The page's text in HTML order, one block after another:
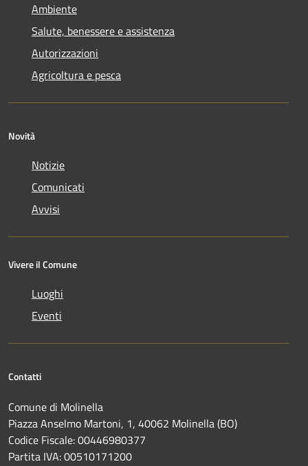
Ambiente
Salute, benessere e assistenza
Autorizzazioni
Agricoltura e pesca
Novità
Notizie
Comunicati
Avvisi
Vivere il Comune
Luoghi
Eventi
Contatti
Comune di Molinella
Piazza Anselmo Martoni, 1, 40062 Molinella (BO)
Codice Fiscale: 00446980377
Partita IVA: 00510171200